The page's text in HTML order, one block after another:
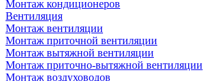
Монтаж кондиционеров
Вентиляция
Монтаж вентиляции
Монтаж приточной вентиляции
Монтаж вытяжной вентиляции
Монтаж приточно-вытяжной вентиляции
Монтаж воздуховодов